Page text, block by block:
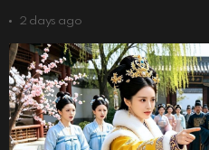
2 days ago